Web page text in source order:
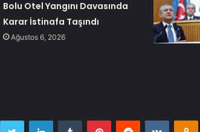
Bolu Otel Yangını Davasında
Karar İstinafa Taşındı
Ağustos 6, 2026
Twitter LinkedInTumblr PinterestReddit